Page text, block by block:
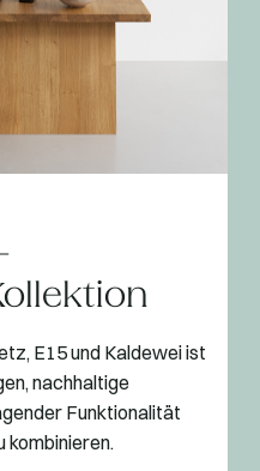
E15 und Kaldewei ist
nachhaltige
Funktionalität
kombinieren.